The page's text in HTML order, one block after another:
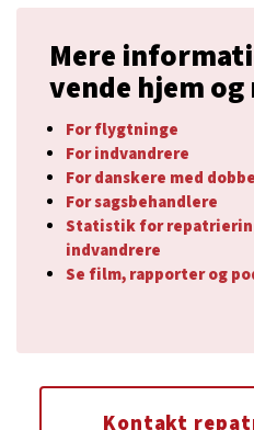
Mere
vende hjem
For flygtninge
For indvandrere
For danskere med
For sagsbehandlere
Statistik for
indvandrere
Se film, rapporter og
Kontakt